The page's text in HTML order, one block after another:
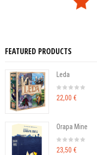
FEATURED PRODUCTS
Leda
22,00 €
Orapa Mine
23,50 €